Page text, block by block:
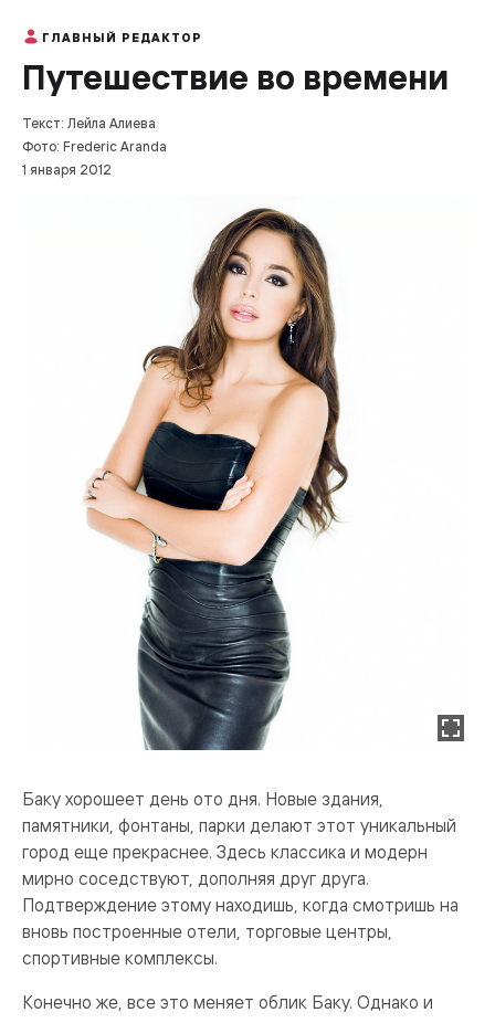
ГЛАВНЫЙ РЕДАКТОР
Путешествие во времени
Текст: Лейла Алиева
Фото: Frederic Aranda
1 января 2012
Баку хорошеет день ото дня. Новые здания,
памятники, фонтаны, парки делают этот уникальный
город еще прекраснее. Здесь классика и модерн
мирно соседствуют, дополняя друг друга.
Подтверждение этому находишь, когда смотришь на
вновь построенные отели, торговые центры,
спортивные комплексы.
Конечно же, все это меняет облик Баку. Однако и